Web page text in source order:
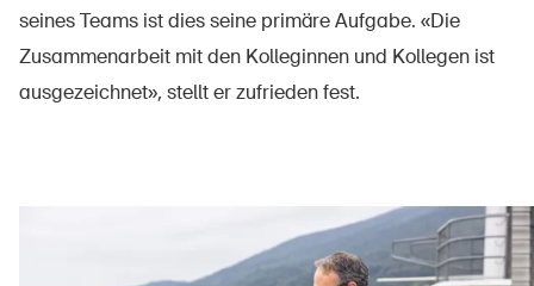
seines Teams ist dies seine primäre Aufgabe. «Die
Zusammenarbeit mit den Kolleginnen und Kollegen ist
ausgezeichnet», stellt er zufrieden fest.